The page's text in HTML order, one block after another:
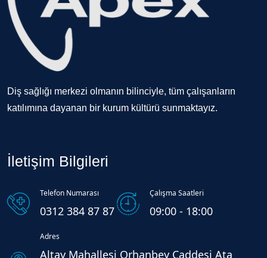
Diş sağlığı merkezi olmanın bilinciyle, tüm çalışanların
katılımına dayanan bir kurum kültürü sunmaktayız.
İletişim Bilgileri
Telefon Numarası
0312 384 87 87
Çalışma Saatleri
09:00 - 18:00
Adres
Altay Mahallesi Orhanbey Caddesi Ata